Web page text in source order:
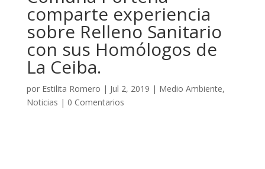
comparte experiencia
sobre Relleno Sanitario
con sus Homólogos de
La Ceiba.
por Estilita Romero | Jul 2, 2019 | Medio Ambiente,
Noticias | 0 Comentarios